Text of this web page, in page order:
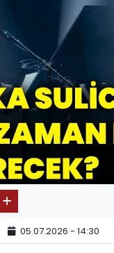
05.07.2026 - 14:30